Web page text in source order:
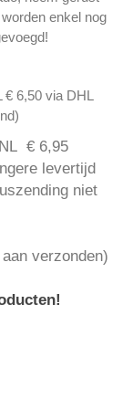
enkel nog
6,50 via DHL
€ 6,95
levertijd
niet
verzonden)